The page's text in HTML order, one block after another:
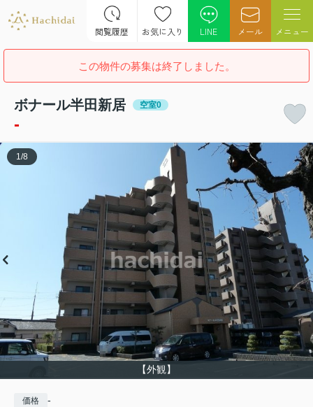
閲覧履歴 お気に入り LINE メール メニュー
この物件の募集は終了しました。
ボナール半田新居 空室0
-
【外観】
1 /8
価格 -